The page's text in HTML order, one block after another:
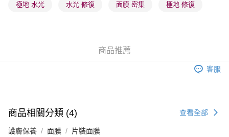
每筆HK$65.00，滿HK$300.00或以上免運費
每筆HK$20.00，滿HK$100.00或以上免運費
(澳門門市) 只顯示可選門市。確認發貨後2-5個工作天到店，3天內
澳門地區配送 - 確認發貨後1-4個工作天送達 運費表
極地 水光 水光 修復 面膜 密集 極地 修復
商品推薦
客服
商品相關分類 (4) 查看全部
護膚保養 面膜 片裝面膜